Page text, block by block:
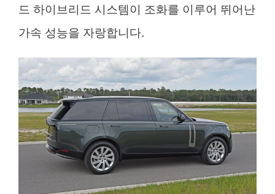
드 하이브리드 시스템이 조화를 이루어 뛰어난
가속 성능을 자랑합니다.